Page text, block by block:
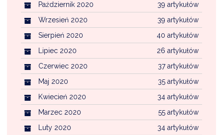
39 artykułów
Październik 2020
39 artykułów
Wrzesień 2020
40 artykułów
Sierpień 2020
26 artykułów
Lipiec 2020
37 artykułów
Czerwiec 2020
35 artykułów
Maj 2020
34 artykułów
Kwiecień 2020
55 artykułów
Marzec 2020
34 artykułów
Luty 2020